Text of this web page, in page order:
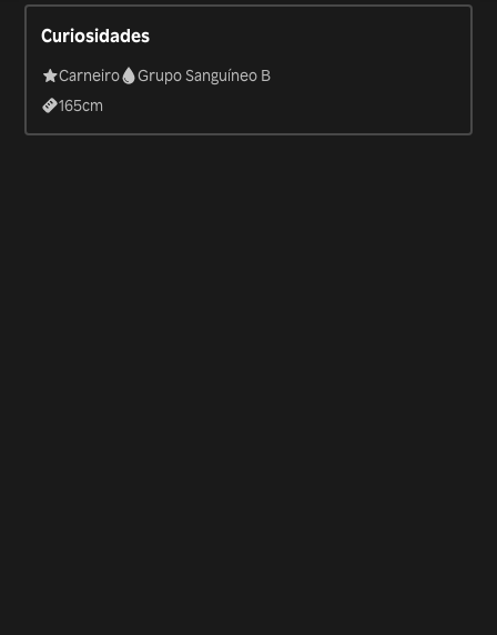
Curiosidades
Carneiro
Grupo Sanguíneo B
165cm